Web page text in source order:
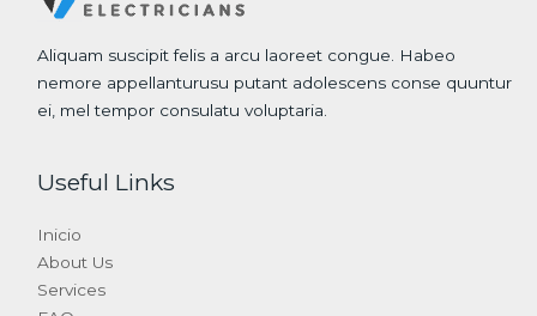
Aliquam suscipit felis a arcu laoreet congue. Habeo
nemore appellanturusu putant adolescens conse quuntur
ei, mel tempor consulatu voluptaria.
Useful Links
Inicio
About Us
Services